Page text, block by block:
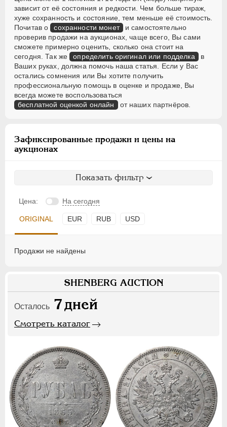
зависит от её состояния и редкости. Чем больше тираж,
хуже сохранность и состояние, тем меньше её стоимость.
Почитав о сохранности монет и самостоятельно
проверив продажи на аукционах, чаще всего, Вы сами
сможете примерно оценить, сколько она стоит на
сегодня. Так же определить оригинал или подделка в
Ваших руках, должна помочь наша статья. Если у Вас
остались сомнения или Вы хотите получить
профессиональную помощь в оценке и продаже, Вы
всегда можете воспользоваться
бесплатной оценкой онлайн от наших партнёров.
Зафиксированные продажи и цены на
аукционах
Показать фильтр
Цена: На сегодня
ORIGINAL EUR RUB USD
Продажи не найдены
SHENBERG AUCTION
Осталось 7дней
Смотреть каталог